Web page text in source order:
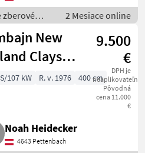
zberové
/ Kombajny
2 Mesiace online
New
Clayson
9.500
€
DPH je
neaplikovateľné
Pôvodná
cena 11.000
€
107 kW R. v. 1976 400 cm
Noah Heidecker
4643 Pettenbach